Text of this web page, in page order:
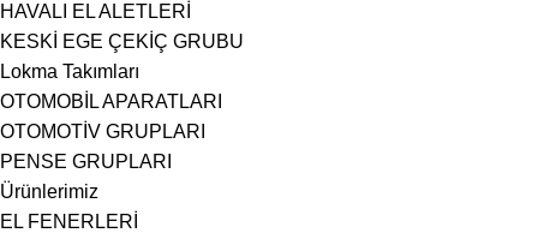
HAVALI EL ALETLERİ
KESKİ EGE ÇEKİÇ GRUBU
Lokma Takımları
OTOMOBİL APARATLARI
OTOMOTİV GRUPLARI
PENSE GRUPLARI
Ürünlerimiz
EL FENERLERİ